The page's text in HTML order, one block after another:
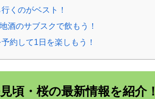
くのがベスト！
酒のサブスクで飲もう！
約して1日を楽しもう！
頃・桜の最新情報を紹介！